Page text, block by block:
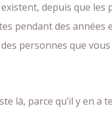
depuis que
pendant des années
personnes que
là, parce qu’il y en